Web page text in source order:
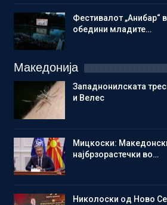
Фестивалот „Анибар“
обедини младите…
Македонија
Западнонилската
и Велес
Мицкоски:
најбрзорастечки во…
Николоски од Ново